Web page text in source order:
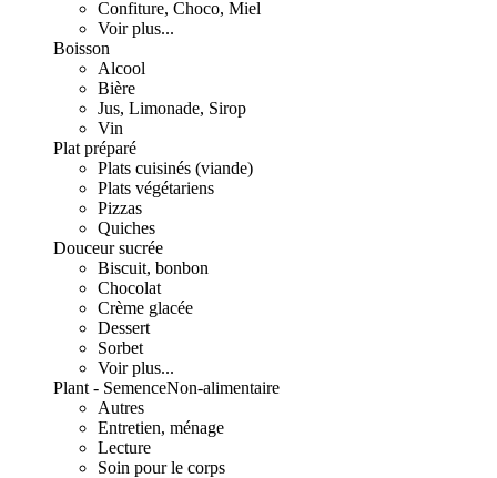
Confiture, Choco, Miel
Voir plus...
Boisson
Alcool
Bière
Jus, Limonade, Sirop
Vin
Plat préparé
Plats cuisinés (viande)
Plats végétariens
Pizzas
Quiches
Douceur sucrée
Biscuit, bonbon
Chocolat
Crème glacée
Dessert
Sorbet
Voir plus...
Plant - SemenceNon-alimentaire
Autres
Entretien, ménage
Lecture
Soin pour le corps